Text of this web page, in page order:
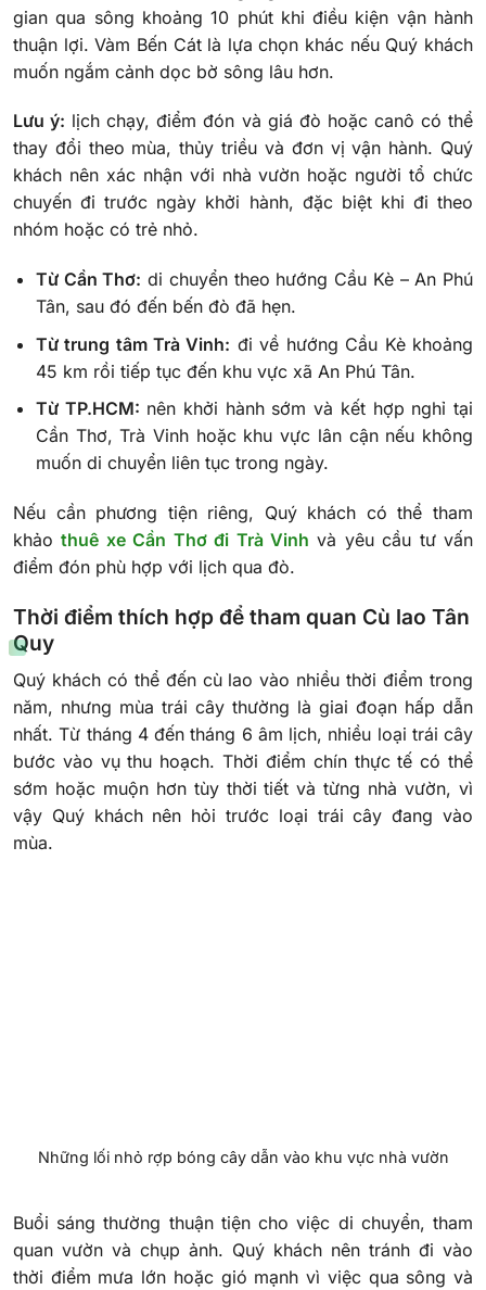
gian qua sông khoảng 10 phút khi điều kiện vận hành
thuận lợi. Vàm Bến Cát là lựa chọn khác nếu Quý khách
muốn ngắm cảnh dọc bờ sông lâu hơn.
Lưu ý: lịch chạy, điểm đón và giá đò hoặc canô có thể
thay đổi theo mùa, thủy triều và đơn vị vận hành. Quý
khách nên xác nhận với nhà vườn hoặc người tổ chức
chuyến đi trước ngày khởi hành, đặc biệt khi đi theo
nhóm hoặc có trẻ nhỏ.
Từ Cần Thơ: di chuyển theo hướng Cầu Kè – An Phú
Tân, sau đó đến bến đò đã hẹn.
Từ trung tâm Trà Vinh: đi về hướng Cầu Kè khoảng
45 km rồi tiếp tục đến khu vực xã An Phú Tân.
Từ TP.HCM: nên khởi hành sớm và kết hợp nghỉ tại
Cần Thơ, Trà Vinh hoặc khu vực lân cận nếu không
muốn di chuyển liên tục trong ngày.
Nếu cần phương tiện riêng, Quý khách có thể tham
khảothuê xe Cần Thơ đi Trà Vinh và yêu cầu tư vấn
điểm đón phù hợp với lịch qua đò.
Thời điểm thích hợp để tham quan Cù lao Tân
Quy
Quý khách có thể đến cù lao vào nhiều thời điểm trong
năm, nhưng mùa trái cây thường là giai đoạn hấp dẫn
nhất. Từ tháng 4 đến tháng 6 âm lịch, nhiều loại trái cây
bước vào vụ thu hoạch. Thời điểm chín thực tế có thể
sớm hoặc muộn hơn tùy thời tiết và từng nhà vườn, vì
vậy Quý khách nên hỏi trước loại trái cây đang vào
mùa.
Những lối nhỏ rợp bóng cây dẫn vào khu vực nhà vườn
Buổi sáng thường thuận tiện cho việc di chuyển, tham
quan vườn và chụp ảnh. Quý khách nên tránh đi vào
thời điểm mưa lớn hoặc gió mạnh vì việc qua sông và